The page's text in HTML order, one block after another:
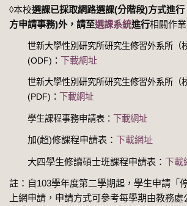
◊本校選課已採取網路選課(分階段)方式進行
方申請事務)外，請至選課系統進行相關作業
世新大學性別研究所研究生修習外系所（
(ODF)： 下載網址
世新大學性別研究所研究生修習外系所（
(PDF)：
下載網址
學生課程事務申請表： 下載網址
加(超)修課程申請表：下載網址
大四學生修讀碩士班課程申請表：下載
註：自103學年度第二學期起，學生申請「
上網申請，申請方式可參考每學期由教務